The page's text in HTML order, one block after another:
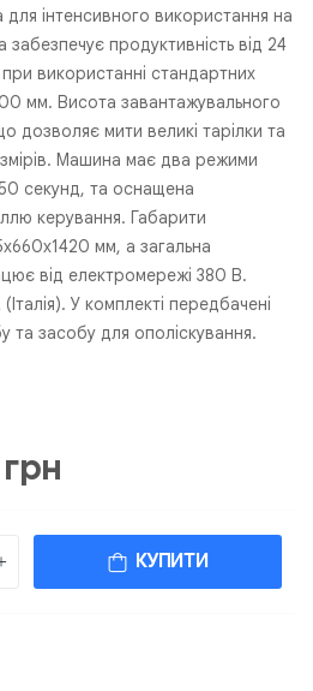
інтенсивного використання на
продуктивність від 24
використанні стандартних
мм. Висота завантажувального
дозволяє мити великі тарілки та
Машина має два режими
секунд, та оснащена
керування. Габарити
мм, а загальна
від електромережі 380 В.
У комплекті передбачені
та засобу для ополіскування.
грн
КУПИТИ